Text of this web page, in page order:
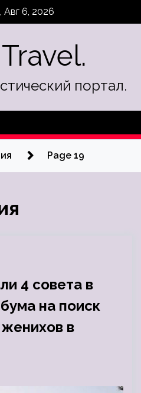
Авг 6, 2026
портал.
Page 19
4 совета в
на поиск
в